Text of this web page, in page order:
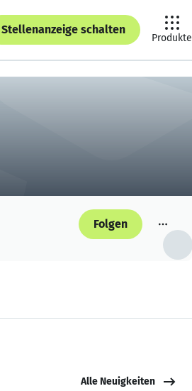
Stellenanzeige schalten
Produkte
Folgen
Alle Neuigkeiten